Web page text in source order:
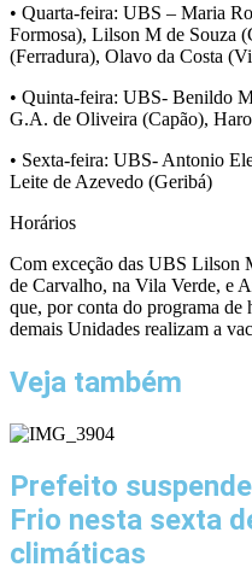
• Quarta-feira: UBS – Maria
Formosa), Lilson M de Souza
(Ferradura), Olavo da Costa
• Quinta-feira: UBS- Benildo
G.A. de Oliveira (Capão),
• Sexta-feira: UBS- Antonio
Leite de Azevedo (Geribá)
Horários
Com exceção das UBS Lilson
de Carvalho, na Vila Verde, e
que, por conta do programa de
demais Unidades realizam a
Veja também
Prefeito
Frio nesta sexta
climáticas